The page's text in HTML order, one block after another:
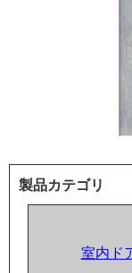
製品カテゴリ
室内ド